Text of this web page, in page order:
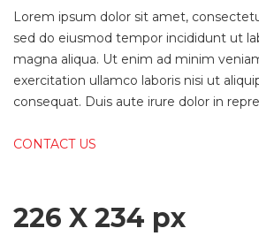
Lorem ipsum dolor sit amet,
sed do eiusmod tempor incididunt ut
magna aliqua. Ut enim ad minim
exercitation ullamco laboris nisi ut
consequat. Duis aute irure dolor in
CONTACT US
226 X 234 px